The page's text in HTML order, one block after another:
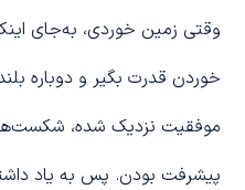
وقتی زمین خوردی، به‌جای
خوردن قدرت بگیر و دوباره
موفقیت نزدیک شده، شکست‌ها
پیشرفت بودن. پس به یاد